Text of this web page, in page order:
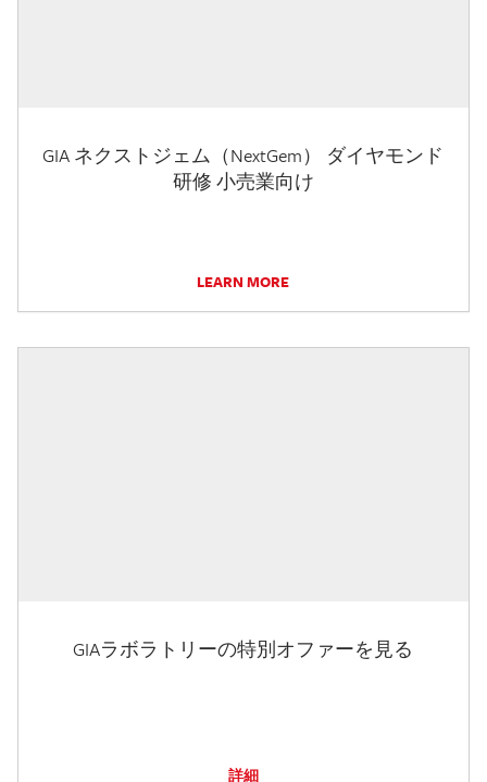
GIA ネクストジェム（NextGem） ダイヤモンド
研修 小売業向け
LEARN MORE
GIAラボラトリーの特別オファーを見る
詳細